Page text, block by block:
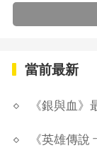
當前最新
《銀與血
《英雄傳說